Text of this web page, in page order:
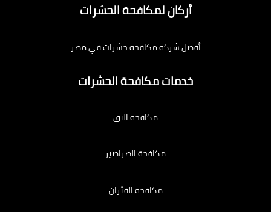
أركان لمكافحة الحشرات
أفضل شركة مكافحة حشرات في مصر
خدمات مكافحة الحشرات
مكافحة البق
مكافحة الصراصير
مكافحة الفئران